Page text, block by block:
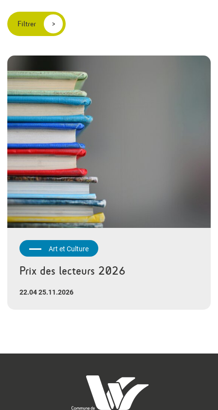
Filtrer
Art et Culture
Prix des lecteurs 2026
22.04 25.11.2026